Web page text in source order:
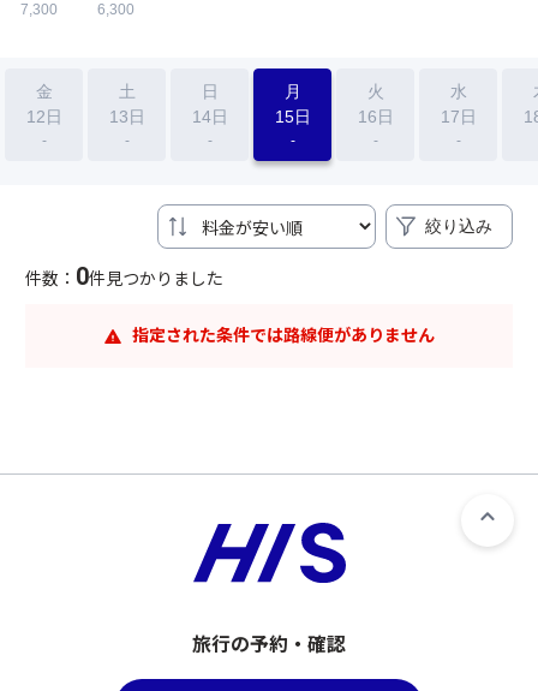
7,300 6,300
12日
金
-
13日
土
-
14日
日
-
15日
月
-
16日
火
-
17日
水
-
絞り込み
件数： 0件見つかりました
指定された条件では路線便がありません
旅行の予約・確認